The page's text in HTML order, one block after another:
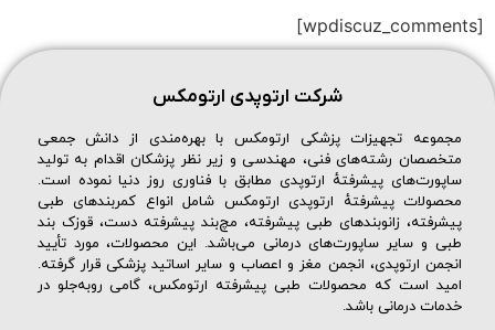
[wpdiscuz_comments]
شرکت ارتوپدی ارتومکس
مجموعه تجهیزات پزشکی ارتومکس با بهره‌مندی از دانش جمعی
متخصصان رشته‌های فنی، مهندسی و زیر نظر پزشکان اقدام به تولید
ساپورت‌های پیشرفتهٔ ارتوپدی مطابق با فناوری روز دنیا نموده است.
محصولات پیشرفتهٔ ارتوپدی ارتومکس شامل انواع کمربندهای طبی
پیشرفته، زانوبندهای طبی پیشرفته، مچ‌بند پیشرفته دست، قوزک بند
طبی و سایر ساپورت‌های درمانی می‌باشد. این محصولات، مورد تأیید
انجمن ارتوپدی، انجمن مغز و اعصاب و سایر اساتید پزشکی قرار گرفته.
امید است که محصولات طبی پیشرفته ارتومکس، گامی روبه‌جلو در
خدمات درمانی باشد.